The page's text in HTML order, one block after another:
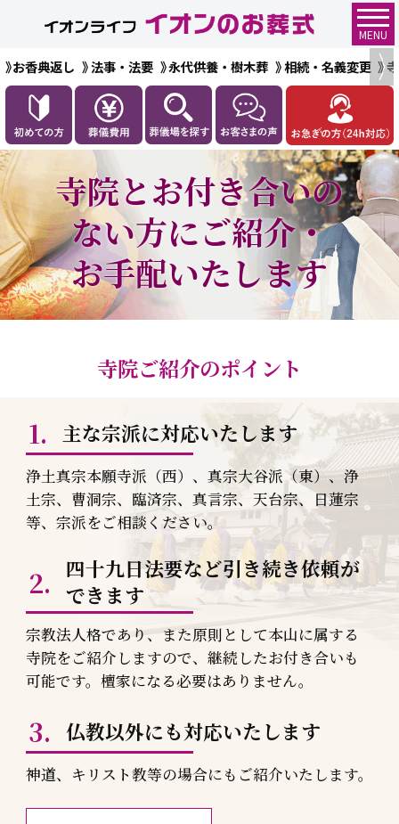
MENU
お香典返し 法事・法要 永代供養・樹木葬 相続・名義変更
寺院とお付き合いの
ない方にご紹介・
お手配いたします
寺院ご紹介のポイント
主な宗派に対応いたします
浄土真宗本願寺派（西）、真宗大谷派（東）、浄
土宗、曹洞宗、臨済宗、真言宗、天台宗、日蓮宗
等、宗派をご相談ください。
四十九日法要など引き続き依頼が
できます
宗教法人格であり、また原則として本山に属する
寺院をご紹介しますので、継続したお付き合いも
可能です。檀家になる必要はありません。
仏教以外にも対応いたします
神道、キリスト教等の場合にもご紹介いたします。